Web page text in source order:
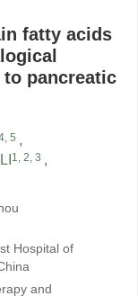
fatty acids
pancreatic
5 ,
1, 2, 3 ,
Hospital of
and